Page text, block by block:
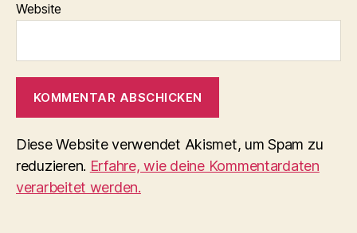
Website
Diese Website verwendet Akismet, um Spam zu
reduzieren. Erfahre, wie deine Kommentardaten
verarbeitet werden.